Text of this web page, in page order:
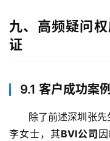
九、高频疑问
证
9.1 客户成功案
除了前述深圳张
李女士，其BVI公司